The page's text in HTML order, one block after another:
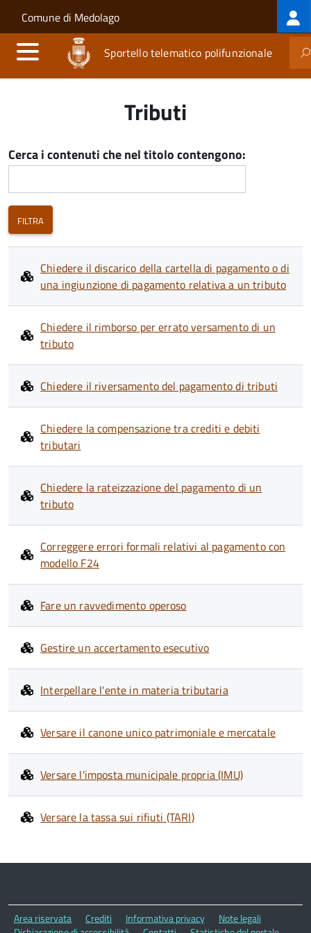
Salta al contenuto principale
Skip to site navigation
Comune di Medolago
Sportello telematico polifunzionale
Tributi
Cerca i contenuti che nel titolo contengono:
Chiedere il discarico della cartella di pagamento o di
una ingiunzione di pagamento relativa a un tributo
Chiedere il rimborso per errato versamento di un
tributo
Chiedere il riversamento del pagamento di tributi
Chiedere la compensazione tra crediti e debiti
tributari
Chiedere la rateizzazione del pagamento di un
tributo
Correggere errori formali relativi al pagamento con
modello F24
Fare un ravvedimento operoso
Gestire un accertamento esecutivo
Interpellare l'ente in materia tributaria
Versare il canone unico patrimoniale e mercatale
Versare l'imposta municipale propria (IMU)
Versare la tassa sui rifiuti (TARI)
Area riservata Crediti Informativa privacy
Note legali